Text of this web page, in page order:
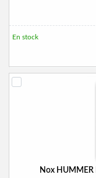
En stock
Nox HUMMER